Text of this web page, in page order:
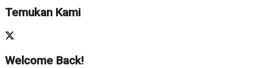
Temukan Kami
Welcome Back!